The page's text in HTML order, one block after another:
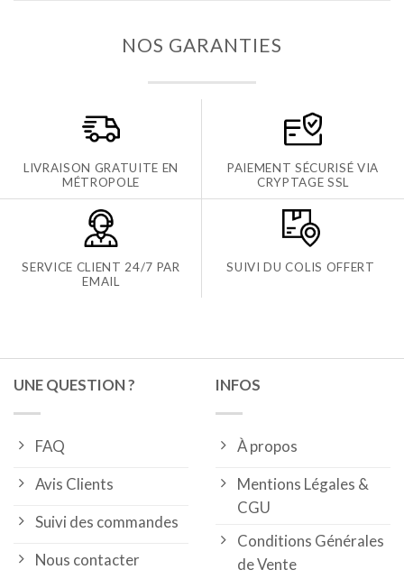
NOS GARANTIES
LIVRAISON GRATUITE EN
MÉTROPOLE
PAIEMENT SÉCURISÉ VIA
CRYPTAGE SSL
SERVICE CLIENT 24/7 PAR
EMAIL
SUIVI DU COLIS OFFERT
UNE QUESTION ?
FAQ
Avis Clients
Suivi des commandes
Nous contacter
INFOS
À propos
Mentions Légales &
CGU
Conditions Générales
de Vente